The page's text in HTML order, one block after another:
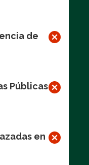
de
Públicas
en